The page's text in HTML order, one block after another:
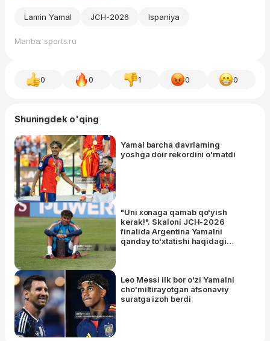
Lamin Yamal JCH-2026 Ispaniya
Manba: sports.ru
0 0 1 0 0
Shuningdek o'qing
Yamal barcha davrlarning
yoshga doir rekordini o'rnatdi
"Uni xonaga qamab qo'yish
kerak!". Skaloni JCH-2026
finalida Argentina Yamalni
qanday to'xtatishi haqidagi
Leo Messi ilk bor o'zi Yamalni
cho'miltirayotgan afsonaviy
suratga izoh berdi